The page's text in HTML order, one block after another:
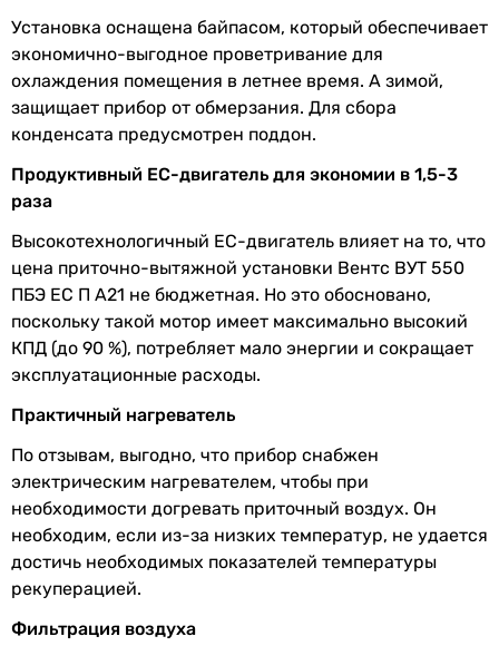
Тип
рекуператора
пластинчатый
Материал
полистирол
Схема потока
воздуха
Количество
рекуператоров
Эффективность
рекуперации
тепла
78 %, 90 %
Электропитание 230 В
Количество фаз однофазный
Мощность
установки без
297 Вт
Установка оснащена байпасом, который обеспечивает
экономично-выгодное проветривание для
охлаждения помещения в летнее время. А зимой,
защищает прибор от обмерзания. Для сбора
конденсата предусмотрен поддон.
Продуктивный ЕС-двигатель для экономии в 1,5-3
раза
Высокотехнологичный ЕС-двигатель влияет на то, что
цена приточно-вытяжной установки Вентс ВУТ 550
ПБЭ ЕС П А21 не бюджетная. Но это обосновано,
поскольку такой мотор имеет максимально высокий
КПД (до 90 %), потребляет мало энергии и сокращает
эксплуатационные расходы.
Практичный нагреватель
По отзывам, выгодно, что прибор снабжен
электрическим нагревателем, чтобы при
необходимости догревать приточный воздух. Он
необходим, если из-за низких температур, не удается
достичь необходимых показателей температуры
рекуперацией.
Фильтрация воздуха